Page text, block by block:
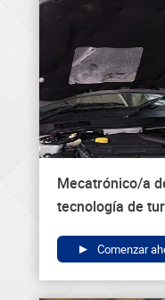
Mecatrónico/a
tecnología de
Comenzar